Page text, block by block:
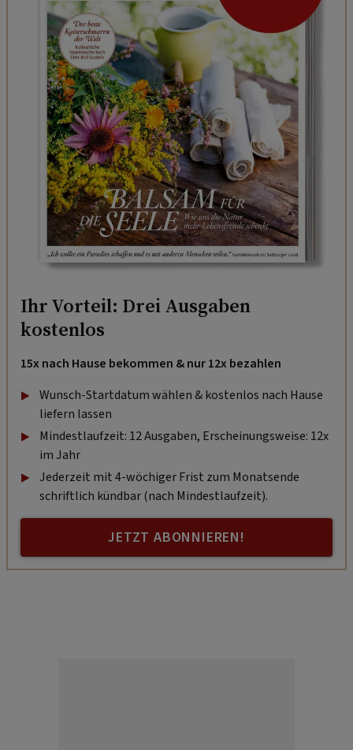
Ihr Vorteil: Drei Ausgaben
kostenlos
15x nach Hause bekommen & nur 12x bezahlen
Wunsch-Startdatum wählen & kostenlos nach Hause
liefern lassen
Mindestlaufzeit: 12 Ausgaben, Erscheinungsweise: 12x
im Jahr
Jederzeit mit 4-wöchiger Frist zum Monatsende
schriftlich kündbar (nach Mindestlaufzeit).
JETZT ABONNIEREN!